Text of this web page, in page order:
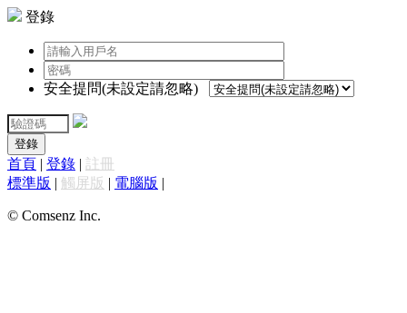
登錄
安全提問(未設定請忽略)
登錄
首頁 | 登錄 | 註冊
標準版 | 觸屏版 | 電腦版 |
© Comsenz Inc.